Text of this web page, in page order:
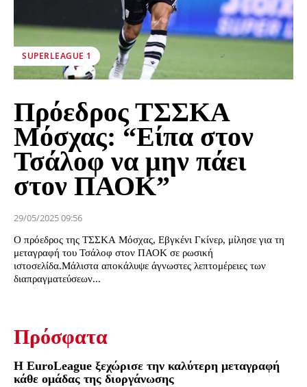
SUPERLEAGUE 1
Πρόεδρος ΤΣΣΚΑ
Μόσχας: “Είπα στον
Τσάλοφ να μην πάει
στον ΠΑΟΚ”
29/05/2025 09:56
Ο πρόεδρος της ΤΣΣΚΑ Μόσχας, Εβγκένι Γκίνερ, μίλησε για τη
μεταγραφή του Τσάλοφ στον ΠΑΟΚ σε ρωσική
ιστοσελίδα.Μάλιστα αποκάλυψε άγνωστες λεπτομέρειες των
διαπραγματεύσεων...
Πρόσφατα
Η EuroLeague ξεχώρισε την καλύτερη μεταγραφή
κάθε ομάδας της διοργάνωσης